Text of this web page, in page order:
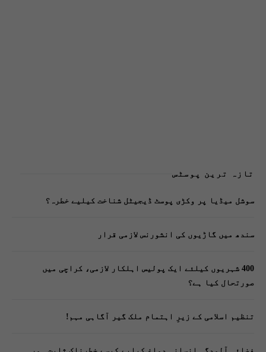
تازہ ترین پوسٹس
سوشل میڈیا پر وکڑی پوسٹ ڈیجیٹل شناخت کیلیے خطرہ؟
سندھ میں گاڑیوں کی انشورنس لازمی قرار
400 شہریوں کیلئے ایک پولیس اہلکار لازمی، کراچی میں
صورتحال کیا ہے؟
تنظیم اسلامی کے زیرِ اہتمام ملک گیر آگاہی مہم!